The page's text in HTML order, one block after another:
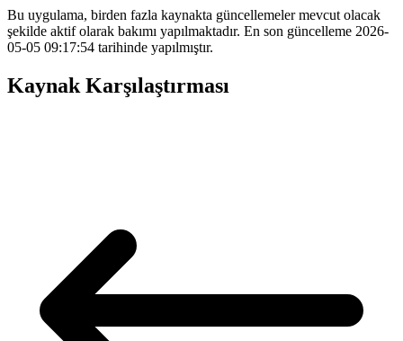
Bu uygulama, birden fazla kaynakta güncellemeler mevcut olacak
şekilde aktif olarak bakımı yapılmaktadır. En son güncelleme 2026-
05-05 09:17:54 tarihinde yapılmıştır.
Kaynak Karşılaştırması